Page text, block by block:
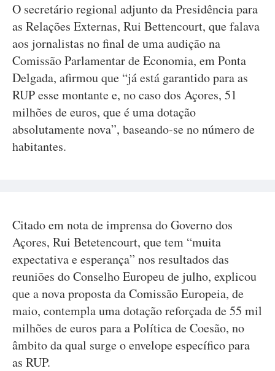
O secretário regional adjunto da Presidência para
as Relações Externas, Rui Bettencourt, que falava
aos jornalistas no final de uma audição na
Comissão Parlamentar de Economia, em Ponta
Delgada, afirmou que “já está garantido para as
RUP esse montante e, no caso dos Açores, 51
milhões de euros, que é uma dotação
absolutamente nova”, baseando-se no número de
habitantes.
Citado em nota de imprensa do Governo dos
Açores, Rui Betetencourt, que tem “muita
expectativa e esperança” nos resultados das
reuniões do Conselho Europeu de julho, explicou
que a nova proposta da Comissão Europeia, de
maio, contempla uma dotação reforçada de 55 mil
milhões de euros para a Política de Coesão, no
âmbito da qual surge o envelope específico para
as RUP.